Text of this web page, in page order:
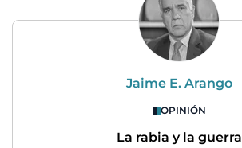
Jaime E. Arango
OPINIÓN
La rabia y la guerra